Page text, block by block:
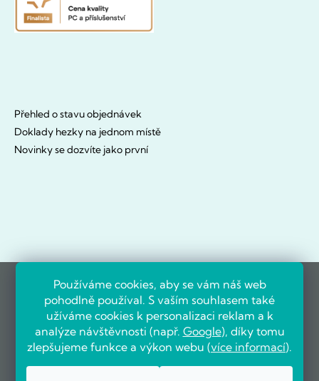
Používáme cookies, aby se vám náš web
pohodlně používal. S vaším souhlasem také
užíváme cookies k personalizaci reklam a k
analýze návštěvnosti (např. Google), díky tomu
zlepšujeme funkce a výkon webu (více informací).
Přehled o stavu objednávek
Doklady hezky na jednom místě
Novinky se dozvíte jako první
OVĚŘENO ZÁKAZNÍKY